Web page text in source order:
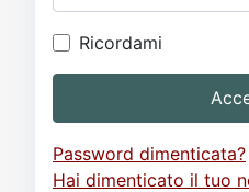
Ricordami
Password dimenticata?
Hai dimenticato il tuo